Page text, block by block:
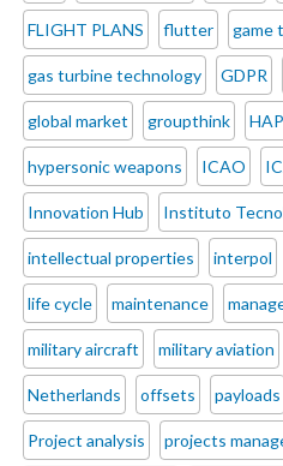
FLIGHT PLANS flutter game
gas turbine technology GDPR
global market groupthink
hypersonic weapons ICAO
Innovation Hub Instituto
intellectual properties interpol
life cycle maintenance
military aircraft military aviation
Netherlands offsets payloads
Project analysis projects